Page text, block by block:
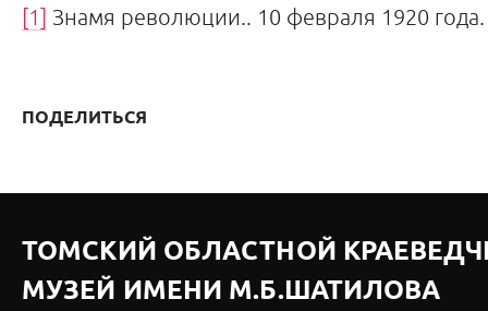
[1] Знамя революции.. 10 февраля 1920 года.
ПОДЕЛИТЬСЯ
ТОМСКИЙ ОБЛАСТНОЙ
МУЗЕЙ ИМЕНИ М.Б.ШАТИЛОВА